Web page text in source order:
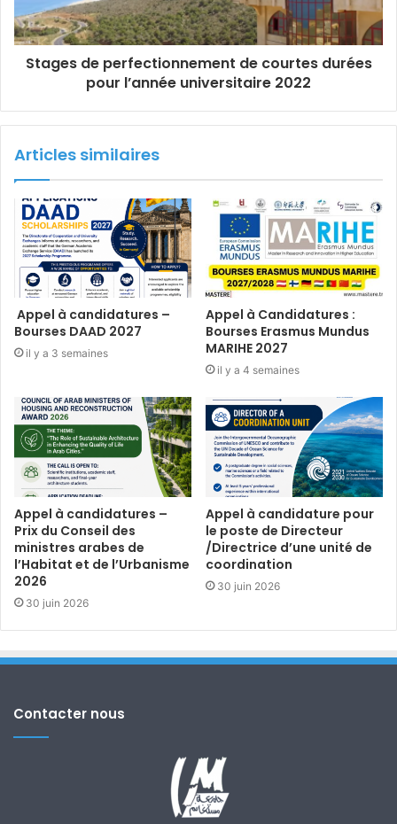
Stages de perfectionnement de courtes durées
pour l’année universitaire 2022
Articles similaires
Appel à candidatures –
Bourses DAAD 2027
il y a 3 semaines
Appel à Candidatures :
Bourses Erasmus Mundus
MARIHE 2027
il y a 4 semaines
Appel à candidatures –
Prix du Conseil des
ministres arabes de
l’Habitat et de l’Urbanisme
2026
30 juin 2026
Appel à candidature pour
le poste de Directeur
/Directrice d’une unité de
coordination
30 juin 2026
Contacter nous